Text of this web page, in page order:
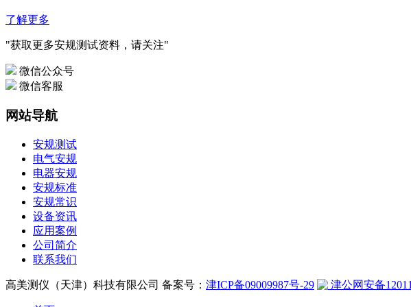
了解更多
"获取更多安规测试资料，请关注"
微信公众号
微信客服
网站导航
安规测试
电气安规
电器安规
安规标准
安规常识
设备资讯
应用案例
公司简介
联系我们
高美测仪（天津）科技有限公司 备案号： 津ICP备09009987号-29 津公网安备